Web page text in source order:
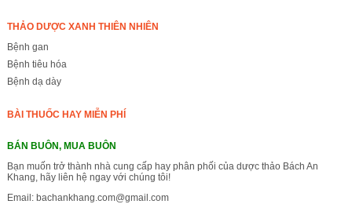
THẢO DƯỢC XANH THIÊN NHIÊN
Bệnh gan
Bệnh tiêu hóa
Bệnh dạ dày
BÀI THUỐC HAY MIỄN PHÍ
BÁN BUÔN, MUA BUÔN
Bạn muốn trở thành nhà cung cấp hay phân phối của dược thảo Bách An
Khang, hãy liên hệ ngay với chúng tôi!
Email: bachankhang.com@gmail.com